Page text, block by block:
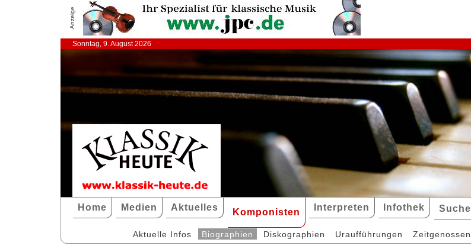
Anzeige
Sonntag, 9. August 2026
Home Medien Aktuelles Komponisten Interpreten Infothek Suche
Aktuelle Infos Biographien Diskographien Uraufführungen Zeitgenossen